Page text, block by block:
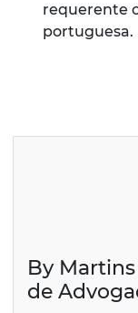
requerente
portuguesa.
By
de